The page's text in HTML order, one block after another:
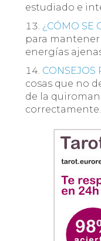
estudiado e
¿CÓMO SE
para mantener
energías
CONSEJOS
cosas que no
de la